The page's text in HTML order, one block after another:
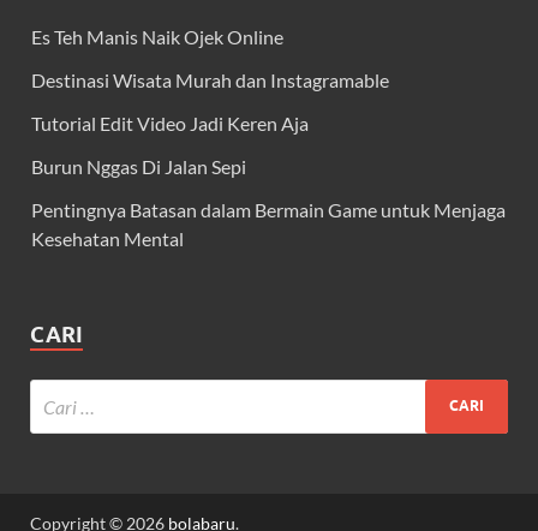
Es Teh Manis Naik Ojek Online
Destinasi Wisata Murah dan Instagramable
Tutorial Edit Video Jadi Keren Aja
Burun Nggas Di Jalan Sepi
Pentingnya Batasan dalam Bermain Game untuk Menjaga
Kesehatan Mental
CARI
Copyright © 2026 bolabaru.